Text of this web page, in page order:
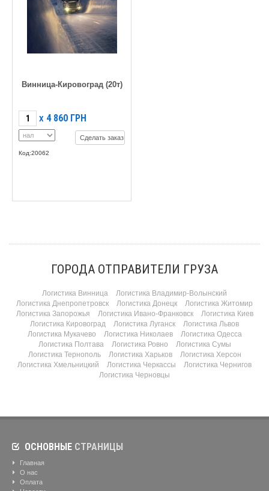
Винница-Кировоград (20т)
X 4 860 ГРН
Сделать заказ
Код:20062
ГОРОДА ОТПРАВИТЕЛИ ГРУЗА
Логистика Винница
Логистика Владимир-Волынский
Логистика Днепропетровск
Логистика Донецк
Логистика Житомир
Логистика Запорожья
Логистика Ивано-Франковск
Логистика Киев
Логистика Кировоград
Логистика Луганск
Логистика Львов
Логистика Мукачево
Логистика Николаев
Логистика Одесса
Логистика Полтава
Логистика Ровно
Логистика Сумы
Логистика Тернополь
Логистика Харьков
Логистика Херсон
Логистика Хмельницкий
Логистика Черкассы
Логистика Чернигов
Логистика Черновцы
ОСНОВНЫЕ СТРАНИЦЫ
Главная
О нас
Оплата